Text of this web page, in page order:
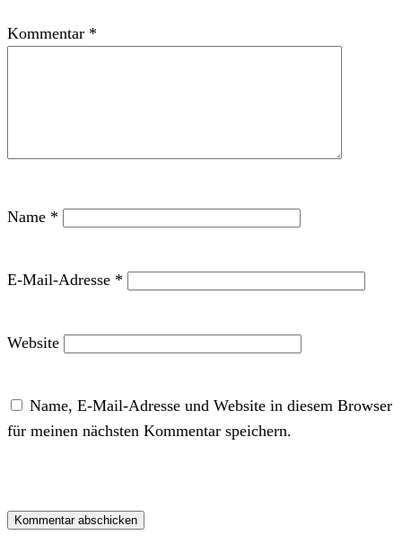
Kommentar *
Name *
E-Mail-Adresse *
Website
Name, E-Mail-Adresse und Website in diesem Browser
für meinen nächsten Kommentar speichern.